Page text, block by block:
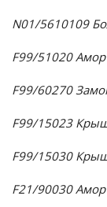
N01/5610109
F99/51020
F99/60270
F99/15023
F99/15030
F21/90030